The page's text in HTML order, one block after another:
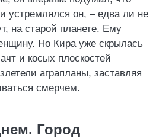
устремлялся он, – едва ли не
на старой планете. Ему
Но Кира уже скрылась
и косых плоскостей
аграпланы, заставляя
смерчем.
Город